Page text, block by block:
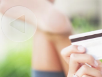
AGB
Impressum
Datenschutz